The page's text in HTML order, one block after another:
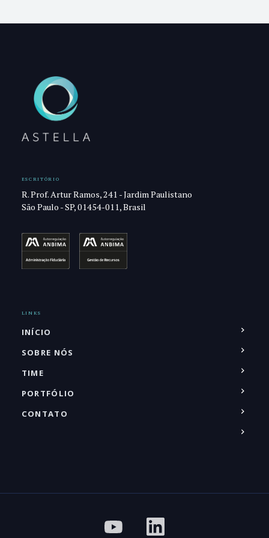
ESCRITÓRIO
R. Prof. Artur Ramos, 241 - Jardim Paulistano
São Paulo - SP, 01454-011, Brasil
LINKS
INÍCIO
SOBRE NÓS
TIME
PORTFÓLIO
CONTATO